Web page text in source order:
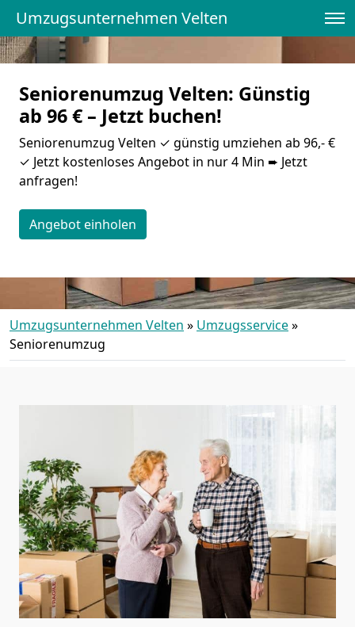
Umzugsunternehmen Velten
Seniorenumzug Velten: Günstig
ab 96 € – Jetzt buchen!
Seniorenumzug Velten ✓ günstig umziehen ab 96,- €
✓ Jetzt kostenloses Angebot in nur 4 Min ➨ Jetzt
anfragen!
Angebot einholen
Umzugsunternehmen Velten » Umzugsservice»
Seniorenumzug